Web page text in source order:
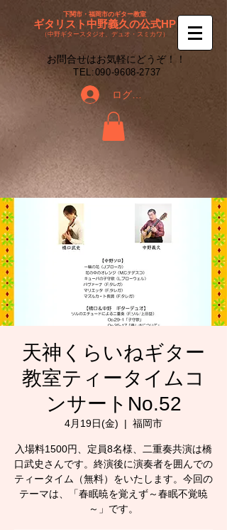
下関市・福岡市のギター教室
ギタリスト中野義久の公式HP
（中野ギタースタジオ、デュオ・スミカワ）
​お問合せはお気軽にどうぞ！！
​TEL:090-9608-2737
ログイン
天神くらいねギター
教室ティータイムコ
ンサートNo.52
4月19日(金)
  |
福岡市
入場料1500円、定員8名様、二重奏共演は橋
口武史さんです。終演後に演奏者を囲んでの
ティータイム（無料）をいたします。今回の
テーマは、「春眠暁を覚えず～春眠不覚暁
～」です。